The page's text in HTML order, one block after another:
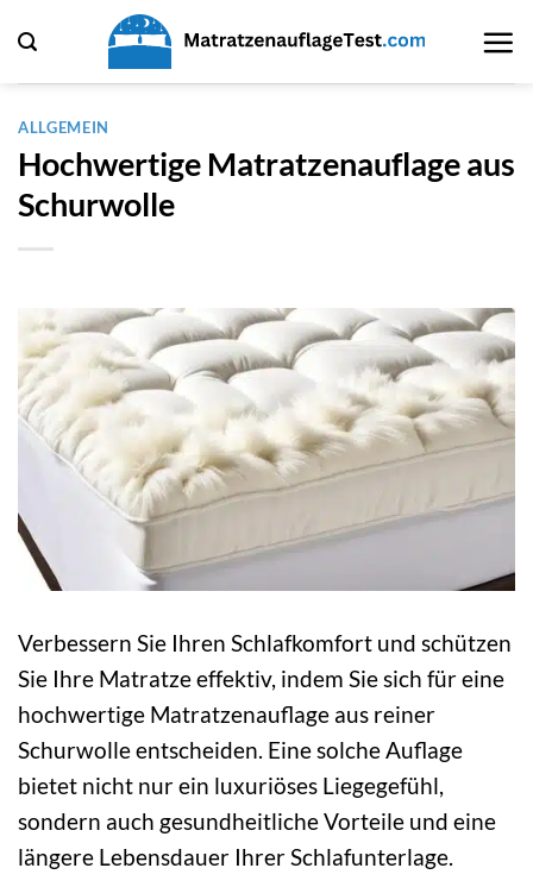
Inhalt
springen
ALLGEMEIN
Hochwertige Matratzenauflage aus
Schurwolle
Verbessern Sie Ihren Schlafkomfort und schützen
Sie Ihre Matratze effektiv, indem Sie sich für eine
hochwertige Matratzenauflage aus reiner
Schurwolle entscheiden. Eine solche Auflage
bietet nicht nur ein luxuriöses Liegegefühl,
sondern auch gesundheitliche Vorteile und eine
längere Lebensdauer Ihrer Schlafunterlage.